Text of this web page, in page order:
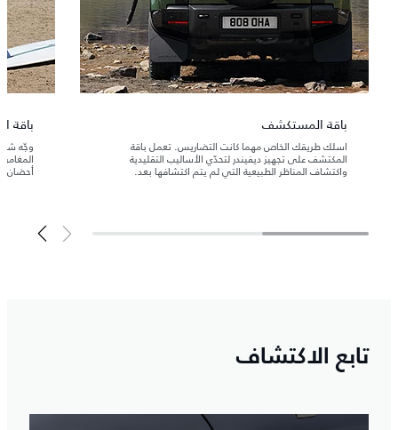
باقة المستكشف
اسلك طريقك الخاص مهما كانت التضاريس. تعمل باقة
المكتشف على تجهيز ديفيندر لتحدّي الأساليب التقليدية
واكتشاف المناظر الطبيعية التي لم يتم اكتشافها بعد.
باقة
وجّه
أحضان
تابع الاكتشاف